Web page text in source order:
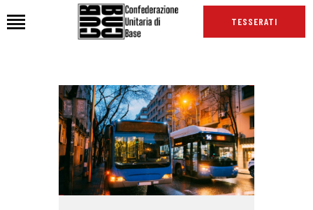
TESSERATI
HOME
CHI SIAMO
SEDI
NEWS
PODCAST CUB